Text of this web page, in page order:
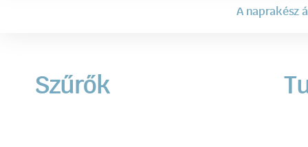
A naprakész
Szűrők